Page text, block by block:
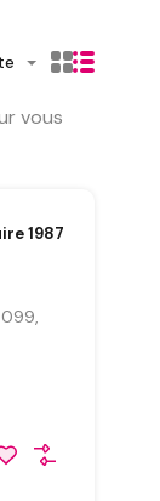
vous
1987